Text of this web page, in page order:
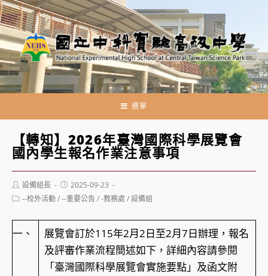
跳
轉
至
主
要
內
選單
【轉知】2026年臺灣國際科學展覽會
國內學生報名作業注意事項
Post
author:
設備組長
Post
published:
2025-09-23
Post--校外活動/--重要公告/-教務處 /設備組
一、
展覽會訂於115年2月2日至2月7日辦理，報名
及評審作業流程簡述如下，詳細內容請參閱
「臺灣國際科學展覽會實施要點」及函文附